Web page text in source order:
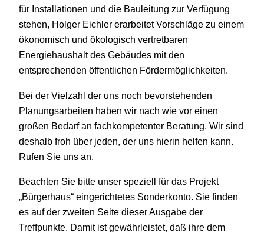
für Installationen und die Bauleitung zur Verfügung
stehen, Holger Eichler erarbeitet Vorschläge zu einem
ökonomisch und ökologisch vertretbaren
Energiehaushalt des Gebäudes mit den
entsprechenden öffentlichen Fördermöglichkeiten.
Bei der Vielzahl der uns noch bevorstehenden
Planungsarbeiten haben wir nach wie vor einen
großen Bedarf an fachkompetenter Beratung. Wir sind
deshalb froh über jeden, der uns hierin helfen kann.
Rufen Sie uns an.
Beachten Sie bitte unser speziell für das Projekt
„Bürgerhaus“ eingerichtetes Sonderkonto. Sie finden
es auf der zweiten Seite dieser Ausgabe der
Treffpunkte. Damit ist gewährleistet, daß ihre dem